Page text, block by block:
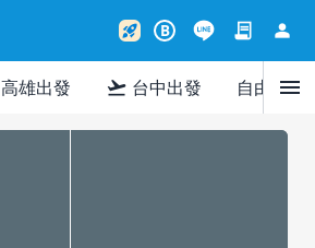
rocket_launch B contract person
高雄出發 flight_takeoff 台中出發 自由行menu